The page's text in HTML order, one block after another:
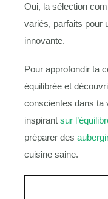
Oui, la sélection
variés, parfaits pour
innovante.
Pour approfondir ta
équilibrée et
conscientes dans ta
inspirant sur
préparer des
cuisine saine.